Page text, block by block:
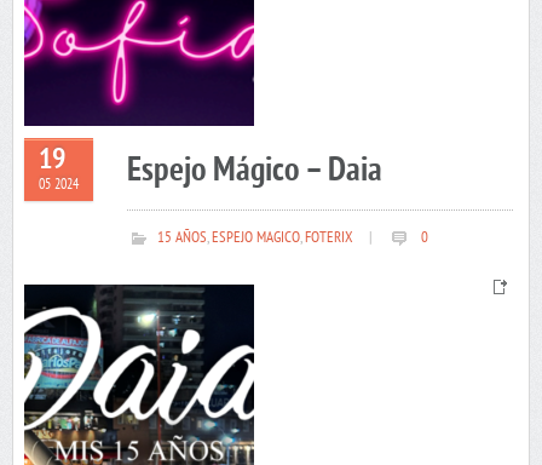
19
05 2024 Espejo Mágico – Daia
15 AÑOS,ESPEJO MAGICO,FOTERIX 0